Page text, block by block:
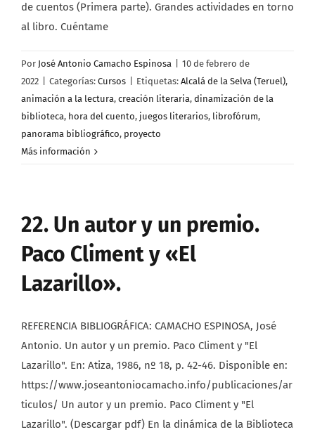
de cuentos (Primera parte). Grandes actividades en torno
al libro. Cuéntame
Por José Antonio Camacho Espinosa
10 de febrero de
2022
Categorías: Cursos Etiquetas: Alcalá de la Selva (Teruel),
animación a la lectura, creación literaria, dinamización de la
biblioteca, hora del cuento, juegos literarios, librofórum,
panorama bibliográfico, proyecto
Más información
22. Un autor y un premio.
Paco Climent y «El
Lazarillo».
REFERENCIA BIBLIOGRÁFICA: CAMACHO ESPINOSA, José
Antonio. Un autor y un premio. Paco Climent y "El
Lazarillo". En: Atiza, 1986, nº 18, p. 42-46. Disponible en:
https://www.joseantoniocamacho.info/publicaciones/ar
ticulos/ Un autor y un premio. Paco Climent y "El
Lazarillo". (Descargar pdf) En la dinámica de la Biblioteca